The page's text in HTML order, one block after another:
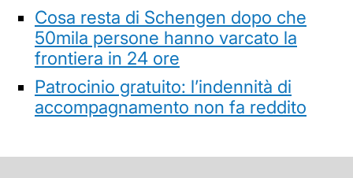
Cosa resta di Schengen dopo che
50mila persone hanno varcato la
frontiera in 24 ore
Patrocinio gratuito: l’indennità di
accompagnamento non fa reddito